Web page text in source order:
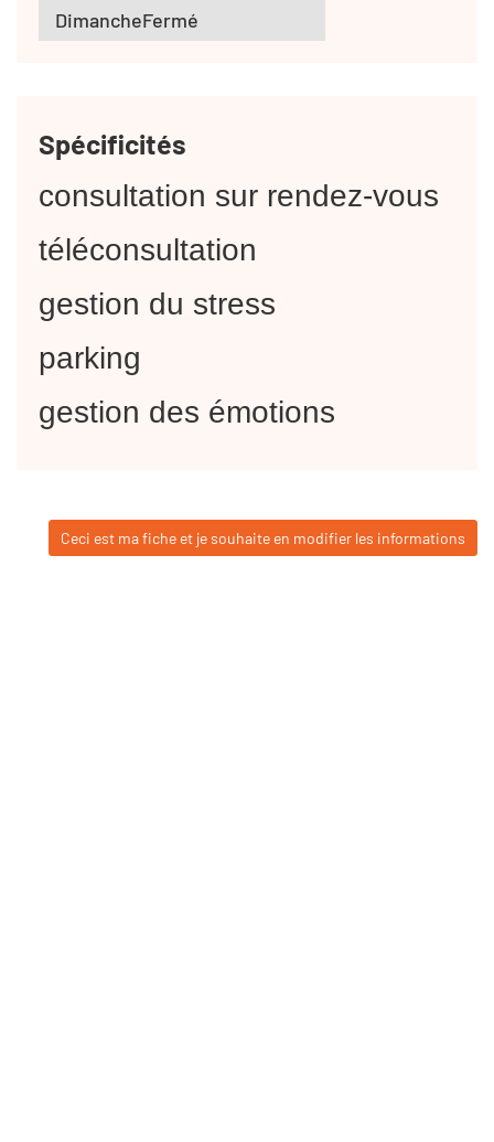
DimancheFermé
Spécificités
consultation sur rendez-vous
téléconsultation
gestion du stress
parking
gestion des émotions
Ceci est ma fiche et je souhaite en modifier les informations